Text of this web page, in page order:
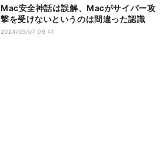
Mac安全神話は誤解、Macがサイバー攻
撃を受けないというのは間違った認識
2024/03/07 09:41